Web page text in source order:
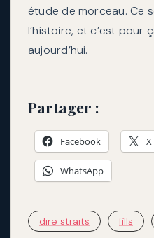
étude de morceau. Ce
l’histoire, et c’est pour
aujourd’hui.
Partager :
Facebook X
WhatsApp
dire straits fills